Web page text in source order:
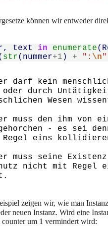
können wir entweder
, text in enumerate(
str( nummer+1 ) + ": \n"
darf kein
durch
Wesen
muss den ihm von
- es sei
Regel eins
muss seine
nicht mit Regel
zeigen wir, wie man
neuen Instanz. Wird eine
counter um 1 vermindert wird: